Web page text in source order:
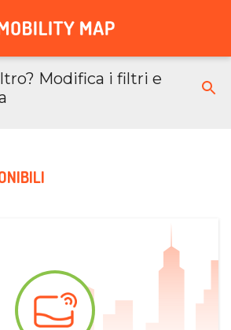
Modifica i filtri e